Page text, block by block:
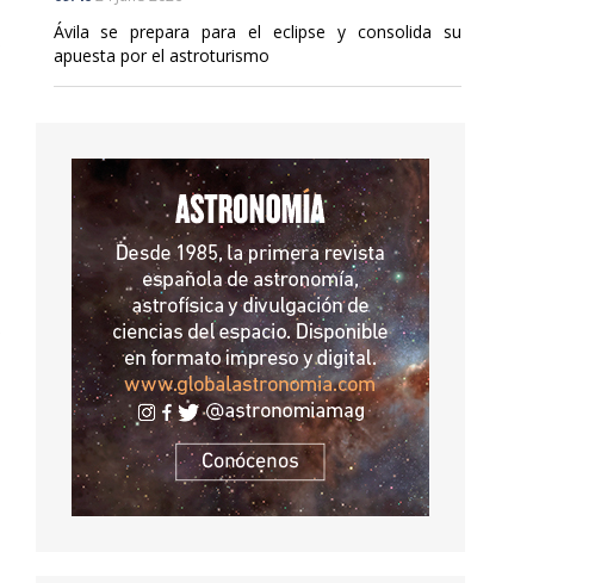
Ávila se prepara para el eclipse y consolida su
apuesta por el astroturismo